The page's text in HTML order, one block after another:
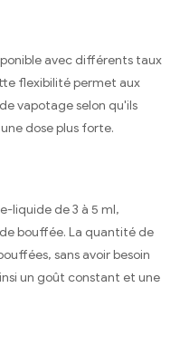
avec différents taux
flexibilité permet aux
vapotage selon qu'ils
dose plus forte.
liquide de 3 à 5 ml,
bouffée. La quantité de
sans avoir besoin
un goût constant et une